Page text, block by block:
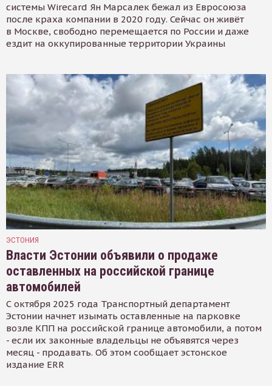
системы Wirecard Ян Марсалек бежал из Евросоюза
после краха компании в 2020 году. Сейчас он живёт
в Москве, свободно перемещается по России и даже
ездит на оккупированные территории Украины
ЭСТОНИЯ
Власти Эстонии объявили о продаже
оставленных на российской границе
автомобилей
С октября 2025 года Транспортный департамент
Эстонии начнет изымать оставленные на парковке
возле КПП на российской границе автомобили, а потом
- если их законные владельцы не объявятся через
месяц - продавать. Об этом сообщает эстонское
издание ERR